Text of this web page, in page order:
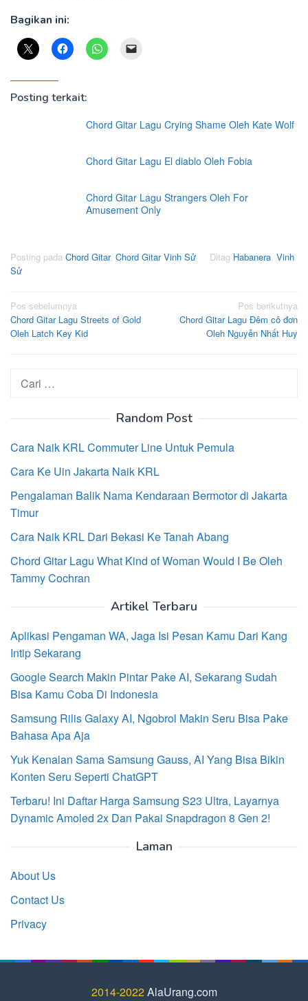
Bagikan ini:
Posting terkait:
Chord Gitar Lagu Crying Shame Oleh Kate Wolf
Chord Gitar Lagu El diablo Oleh Fobia
Chord Gitar Lagu Strangers Oleh For
Amusement Only
Posting pada Chord Gitar, Chord Gitar Vinh Sử Ditag Habanera, Vinh
Sử
Navigasi
pos
Pos sebelumnya
Chord Gitar Lagu Streets of Gold
Oleh Latch Key Kid
Pos berikutnya
Chord Gitar Lagu Đêm cô đơn
Oleh Nguyễn Nhất Huy
Cari
untuk:
Random Post
Cara Naik KRL Commuter Line Untuk Pemula
Cara Ke Uin Jakarta Naik KRL
Pengalaman Balik Nama Kendaraan Bermotor di Jakarta
Timur
Cara Naik KRL Dari Bekasi Ke Tanah Abang
Chord Gitar Lagu What Kind of Woman Would I Be Oleh
Tammy Cochran
Artikel Terbaru
Aplikasi Pengaman WA, Jaga Isi Pesan Kamu Dari Kang
Intip Sekarang
Google Search Makin Pintar Pake AI, Sekarang Sudah
Bisa Kamu Coba Di Indonesia
Samsung Rilis Galaxy AI, Ngobrol Makin Seru Bisa Pake
Bahasa Apa Aja
Yuk Kenalan Sama Samsung Gauss, AI Yang Bisa Bikin
Konten Seru Seperti ChatGPT
Terbaru! Ini Daftar Harga Samsung S23 Ultra, Layarnya
Dynamic Amoled 2x Dan Pakai Snapdragon 8 Gen 2!
Laman
About Us
Contact Us
Privacy
2014-2022 AlaUrang.com